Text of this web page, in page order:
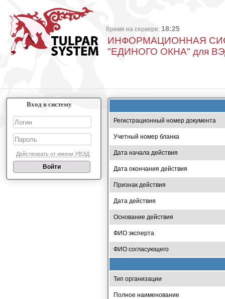
Время на сервере: 18:25
ИНФОРМАЦИОННАЯ
"ЕДИНОГО ОКНА" для
Вход в систему
Действовать от имени УВЭД
Регистрационный номер документа
Учетный номер бланка
Дата начала действия
Дата окончания действия
Признак действия
Дата действия
Основание действия
ФИО эксперта
ФИО согласующего
Тип организации
Полное наименование